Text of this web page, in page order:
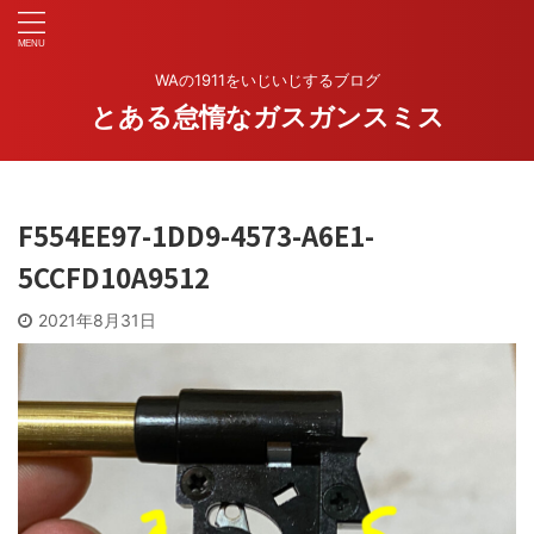
WAの1911をいじいじするブログ
とある怠惰なガスガンスミス
F554EE97-1DD9-4573-A6E1-
5CCFD10A9512
2021年8月31日